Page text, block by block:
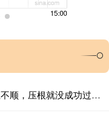
牛金所 从书名就可断定，此人可能一直不顺，压根就没成功过！丨生活趣事